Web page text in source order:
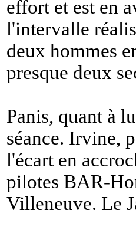
effort et est en
l'intervalle
deux hommes
presque deux
Panis, quant à
séance. Irvine,
l'écart en
pilotes BAR-
Villeneuve. Le